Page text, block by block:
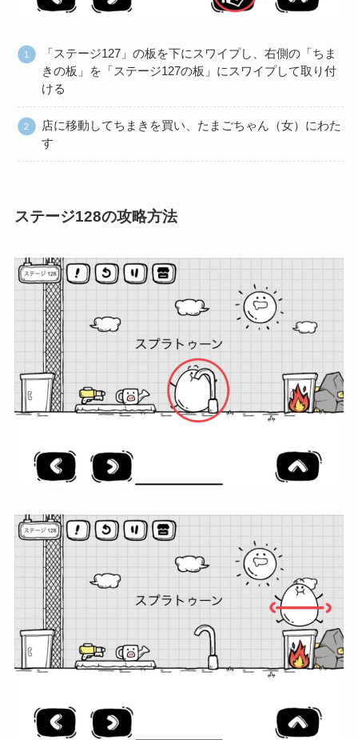
「ステージ127」の板を下にスワイプし、右側の「ちま
きの板」を「ステージ127の板」にスワイプして取り付
ける
店に移動してちまきを買い、たまごちゃん（女）にわた
す
ステージ128の攻略方法